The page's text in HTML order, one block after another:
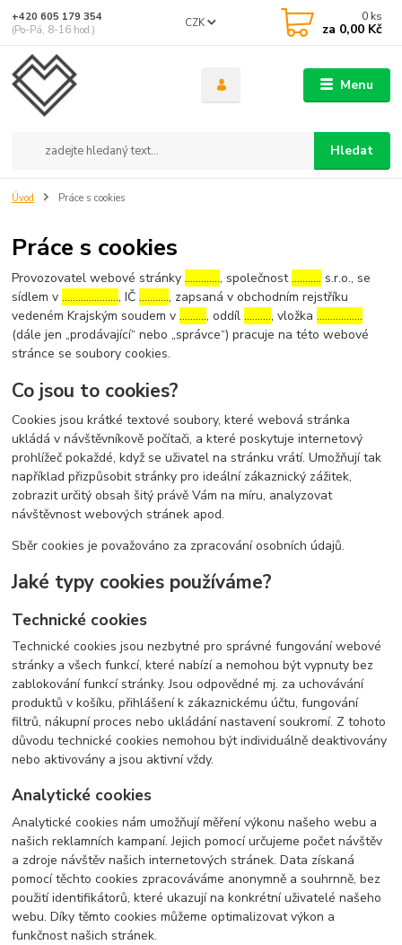
Menu
CZK
Hledat
+420 605 179 354
(Po-Pá, 8-16 hod.)
0 ks
za 0,00 Kč
Úvod Práce s cookies
Práce s cookies
Provozovatel webové stránky…………., společnost……….. s.r.o., se
sídlem v…………………, IČ……….., zapsaná v obchodním rejstříku
vedeném Krajským soudem v………., oddíl………., vložka……………..
(dále jen „prodávající“ nebo „správce“) pracuje na této webové
stránce se soubory cookies.
Co jsou to cookies?
Cookies jsou krátké textové soubory, které webová stránka
ukládá v návštěvníkově počítači, a které poskytuje internetový
prohlížeč pokaždé, když se uživatel na stránku vrátí. Umožňují tak
například přizpůsobit stránky pro ideální zákaznický zážitek,
zobrazit určitý obsah šitý právě Vám na míru, analyzovat
návštěvnost webových stránek apod.
Sběr cookies je považováno za zpracování osobních údajů.
Jaké typy cookies používáme?
Technické cookies
Technické cookies jsou nezbytné pro správné fungování webové
stránky a všech funkcí, které nabízí a nemohou být vypnuty bez
zablokování funkcí stránky. Jsou odpovědné mj. za uchovávání
produktů v košíku, přihlášení k zákaznickému účtu, fungování
filtrů, nákupní proces nebo ukládání nastavení soukromí. Z tohoto
důvodu technické cookies nemohou být individuálně deaktivovány
nebo aktivovány a jsou aktivní vždy.
Analytické cookies
Analytické cookies nám umožňují měření výkonu našeho webu a
našich reklamních kampaní. Jejich pomocí určujeme počet návštěv
a zdroje návštěv našich internetových stránek. Data získaná
pomocí těchto cookies zpracováváme anonymně a souhrnně, bez
použití identifikátorů, které ukazují na konkrétní uživatelé našeho
webu. Díky těmto cookies můžeme optimalizovat výkon a
funkčnost našich stránek.